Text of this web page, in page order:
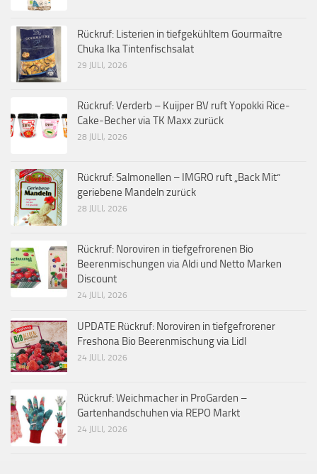
Rückruf: Listerien in tiefgekühltem Gourmaître
Chuka Ika Tintenfischsalat
29 JULI, 2026
Rückruf: Verderb – Kuijper BV ruft Yopokki Rice-
Cake-Becher via TK Maxx zurück
28 JULI, 2026
Rückruf: Salmonellen – IMGRO ruft „Back Mit“
geriebene Mandeln zurück
28 JULI, 2026
Rückruf: Noroviren in tiefgefrorenen Bio
Beerenmischungen via Aldi und Netto Marken
Discount
24 JULI, 2026
UPDATE Rückruf: Noroviren in tiefgefrorener
Freshona Bio Beerenmischung via Lidl
24 JULI, 2026
Rückruf: Weichmacher in ProGarden –
Gartenhandschuhen via REPO Markt
24 JULI, 2026